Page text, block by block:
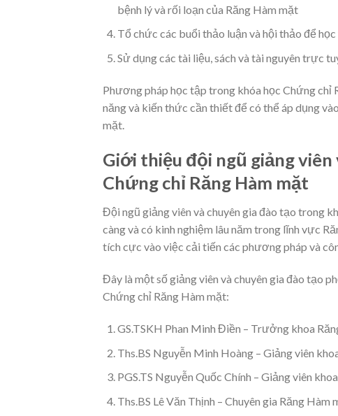
bệnh lý và rối loạn của Răng Hàm mặt
Tổ chức các buổi thảo luận và hội thảo để
Sử dụng các tài liệu, sách và tài nguyên trực
Phương pháp học tập trong khóa học Chứng chỉ
năng và kiến thức cần thiết để có thể áp dụng
mặt.
Giới thiệu đội ngũ giảng
Chứng chỉ Răng Hàm mặt
Đội ngũ giảng viên và chuyên gia đào tạo trong
càng và có kinh nghiệm lâu năm trong lĩnh vực
tích cực vào việc cải tiến các phương pháp và
Đây là một số giảng viên và chuyên gia đào tạo
Chứng chỉ Răng Hàm mặt:
GS.TSKH Phan Minh Điền – Trưởng khoa
Ths.BS Nguyễn Minh Hoàng – Giảng viên
PGS.TS Nguyễn Quốc Chính – Giảng viên
Ths.BS Lê Văn Thịnh – Chuyên gia Răng